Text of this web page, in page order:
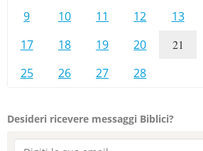
9
10 11 12 13
17
18 19 20 21
25
26 27 28
Desideri ricevere messaggi Biblici?